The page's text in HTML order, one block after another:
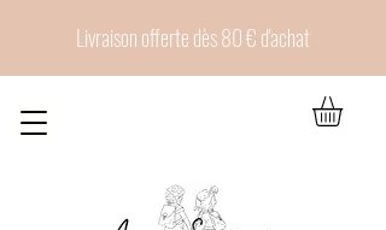
Livraison offerte dès 80 € d'achat